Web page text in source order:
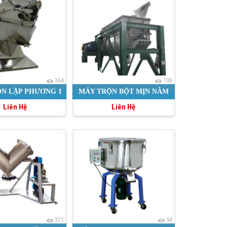
364
LẬP PHƯƠNG 1
GỐI
Liên Hệ
106
MÁY TRỘN BỘT MỊN NẰM
NGANG
Liên Hệ
321
94